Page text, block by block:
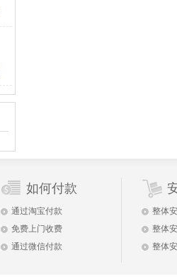
如何付款
通过淘宝付款
免费上门收费
通过微信付款
整体
整体
整体